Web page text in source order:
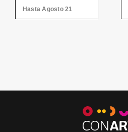
CREACIÓN 2026
Hasta Agosto 21